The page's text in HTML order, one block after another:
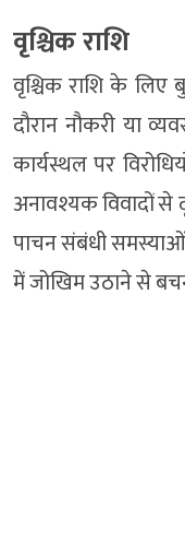
वृश्चिक राशि
वृश्चिक राशि के
दौरान नौकरी या
कार्यस्थल पर
अनावश्यक विवादों
पाचन संबंधी
में जोखिम उठाने से